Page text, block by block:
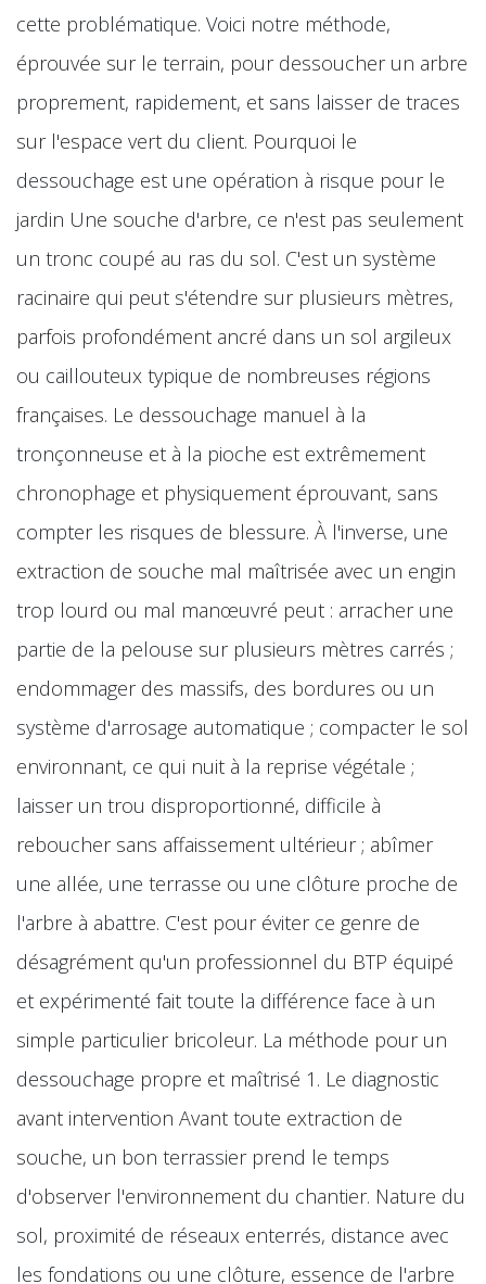
cette problématique. Voici notre méthode,
éprouvée sur le terrain, pour dessoucher un arbre
proprement, rapidement, et sans laisser de traces
sur l'espace vert du client. Pourquoi le
dessouchage est une opération à risque pour le
jardin Une souche d'arbre, ce n'est pas seulement
un tronc coupé au ras du sol. C'est un système
racinaire qui peut s'étendre sur plusieurs mètres,
parfois profondément ancré dans un sol argileux
ou caillouteux typique de nombreuses régions
françaises. Le dessouchage manuel à la
tronçonneuse et à la pioche est extrêmement
chronophage et physiquement éprouvant, sans
compter les risques de blessure. À l'inverse, une
extraction de souche mal maîtrisée avec un engin
trop lourd ou mal manœuvré peut : arracher une
partie de la pelouse sur plusieurs mètres carrés ;
endommager des massifs, des bordures ou un
système d'arrosage automatique ; compacter le sol
environnant, ce qui nuit à la reprise végétale ;
laisser un trou disproportionné, difficile à
reboucher sans affaissement ultérieur ; abîmer
une allée, une terrasse ou une clôture proche de
l'arbre à abattre. C'est pour éviter ce genre de
désagrément qu'un professionnel du BTP équipé
et expérimenté fait toute la différence face à un
simple particulier bricoleur. La méthode pour un
dessouchage propre et maîtrisé 1. Le diagnostic
avant intervention Avant toute extraction de
souche, un bon terrassier prend le temps
d'observer l'environnement du chantier. Nature du
sol, proximité de réseaux enterrés, distance avec
les fondations ou une clôture, essence de l'arbre